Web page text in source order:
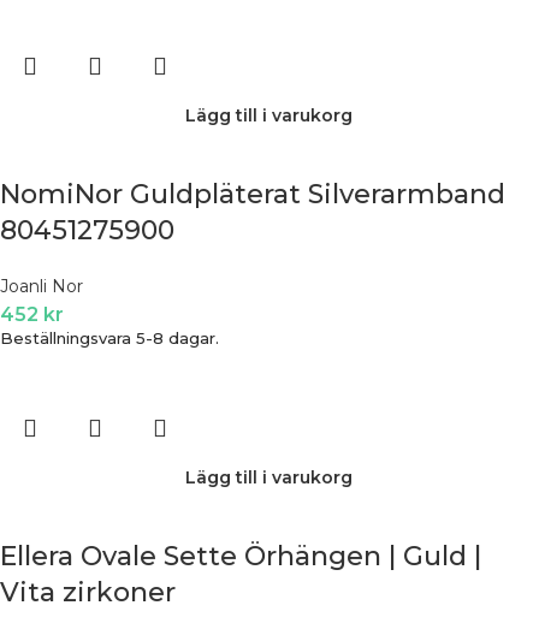
Lägg till i varukorg
NomiNor Guldpläterat Silverarmband
80451275900
Joanli Nor
452 kr
Beställningsvara 5-8 dagar.
Lägg till i varukorg
Ellera Ovale Sette Örhängen | Guld |
Vita zirkoner